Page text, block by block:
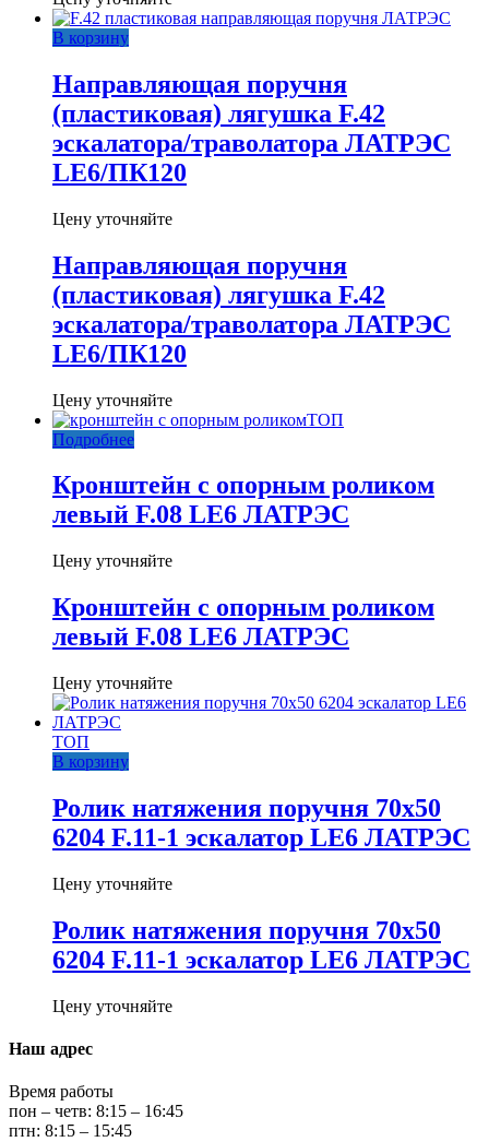
В корзину
Направляющая поручня
(пластиковая) лягушка F.42
эскалатора/траволатора ЛАТРЭС
LE6/ПК120
Цену уточняйте
Направляющая поручня
(пластиковая) лягушка F.42
эскалатора/траволатора ЛАТРЭС
LE6/ПК120
Цену уточняйте
ТОП
Подробнее
Кронштейн с опорным роликом
левый F.08 LE6 ЛАТРЭС
Цену уточняйте
Кронштейн с опорным роликом
левый F.08 LE6 ЛАТРЭС
Цену уточняйте
ТОП
В корзину
Ролик натяжения поручня 70х50
6204 F.11-1 эскалатор LE6 ЛАТРЭС
Цену уточняйте
Ролик натяжения поручня 70х50
6204 F.11-1 эскалатор LE6 ЛАТРЭС
Цену уточняйте
Наш адрес
Время работы
пон – четв: 8:15 – 16:45
птн: 8:15 – 15:45